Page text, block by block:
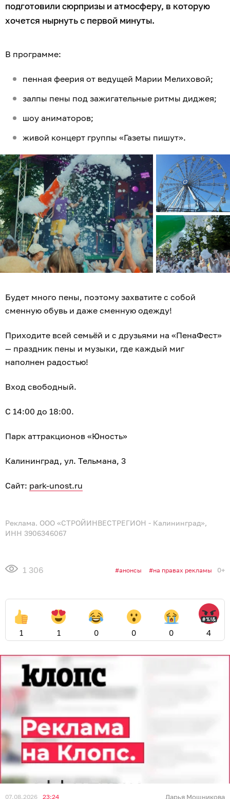
подготовили сюрпризы и атмосферу, в которую
хочется нырнуть с первой минуты.
В программе:
пенная феерия от ведущей Марии Мелиховой;
залпы пены под зажигательные ритмы диджея;
шоу аниматоров;
живой концерт группы «Газеты пишут».
Будет много пены, поэтому захватите с собой
сменную обувь и даже сменную одежду!
Приходите всей семьёй и с друзьями на «ПенаФест»
— праздник пены и музыки, где каждый миг
наполнен радостью!
Вход свободный.
С 14:00 до 18:00.
Парк аттракционов «Юность»
Калининград, ул. Тельмана, 3
Сайт: park-unost.ru
Реклама. ООО «СТРОЙИНВЕСТРЕГИОН - Калининград»,
ИНН 3906346067
1 306 анонсы на правах рекламы 0+
1 1 0 0 0 4
07.08.2026 23:24 Дарья Мошникова